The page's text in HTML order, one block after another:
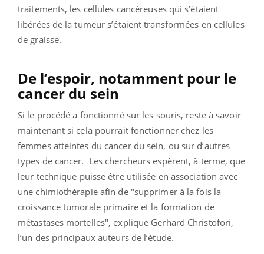
traitements, les cellules cancéreuses qui s’étaient
libérées de la tumeur s’étaient transformées en cellules
de graisse.
De l’espoir, notamment pour le
cancer du sein
Si le procédé a fonctionné sur les souris, reste à savoir
maintenant si cela pourrait fonctionner chez les
femmes atteintes du cancer du sein, ou sur d’autres
types de cancer. Les chercheurs espèrent, à terme, que
leur technique puisse être utilisée en association avec
une chimiothérapie afin de "supprimer à la fois la
croissance tumorale primaire et la formation de
métastases mortelles", explique Gerhard Christofori,
l’un des principaux auteurs de l’étude.